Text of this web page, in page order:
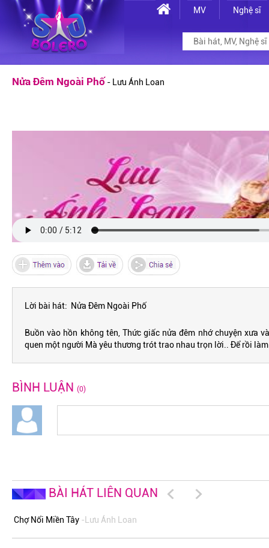
MV Nghệ sĩ
Nửa Đêm Ngoài Phố - Lưu Ánh Loan
Lời bài hát: Nửa Đêm Ngoài Phố
Buồn vào hồn không tên, Thức giấc nửa đêm nhớ chuyện xưa
quen một người Mà yêu thương trót trao nhau trọn lời.. Để rồi
BÌNH LUẬN (0)
BÀI HÁT LIÊN QUAN
Chợ Nổi Miền Tây -Lưu Ánh Loan